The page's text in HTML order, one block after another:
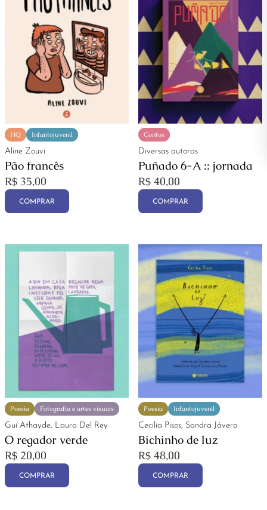
HQ Infantojuvenil
Aline Zouvi
Pão francês
R$ 35,00
COMPRAR
Contos
Diversas autoras
Puñado 6-A :: jornada
R$ 40,00
COMPRAR
Fotografia e artes visuais
Poesia
Gui Athayde, Laura Del Rey
O regador verde
R$ 20,00
COMPRAR
Infantojuvenil
Poesia
Cecilia Pisos, Sandra Jávera
Bichinho de luz
R$ 48,00
COMPRAR